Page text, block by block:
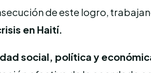
de este logro,
en Haití.
social, política y